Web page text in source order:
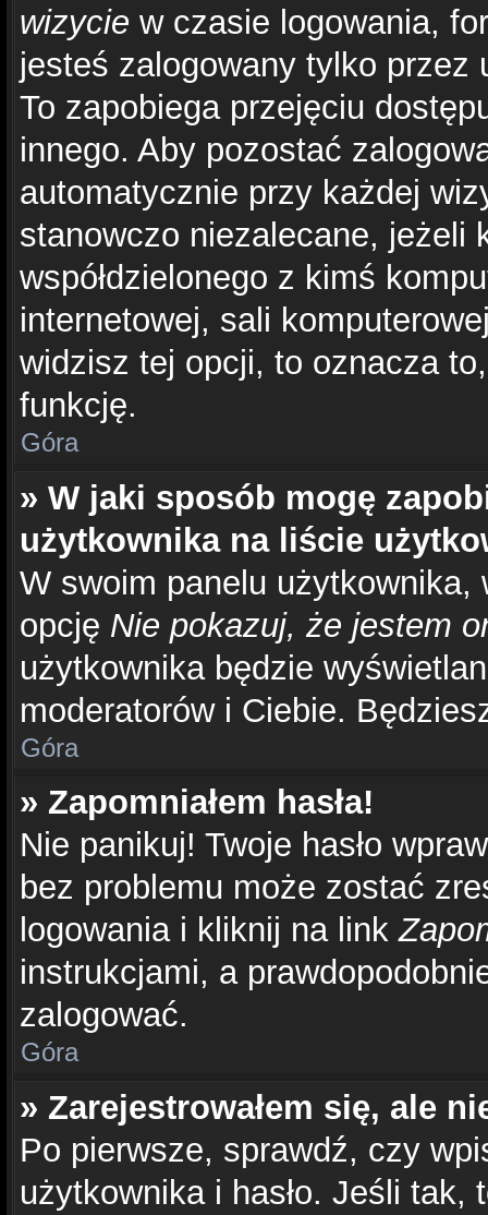
wizycie w czasie logowania,
jesteś zalogowany tylko
To zapobiega przejęciu
innego. Aby pozostać
automatycznie przy każdej
stanowczo niezalecane, jeżeli
współdzielonego z kimś
internetowej, sali
widzisz tej opcji, to oznacza
funkcję.
Góra
» W jaki sposób mogę
użytkownika na liście
W swoim panelu użytkownika,
opcję Nie pokazuj, że jestem
użytkownika będzie
moderatorów i Ciebie.
Góra
» Zapomniałem hasła!
Nie panikuj! Twoje hasło
bez problemu może zostać
logowania i kliknij na link
instrukcjami, a
zalogować.
Góra
» Zarejestrowałem się, ale
Po pierwsze, sprawdź, czy
użytkownika i hasło. Jeśli tak,